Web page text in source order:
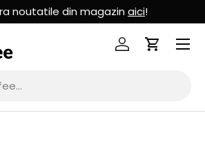
noutatile din magazin aici!
Logheaza-te
Cos de